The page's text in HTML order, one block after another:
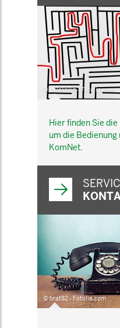
© belekekin - Fotolia.com
Hier finden Sie
um die
KomNet.
© brat82 - Fotolia.com